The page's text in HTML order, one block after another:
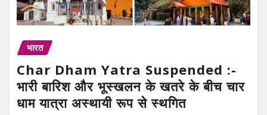
भारत
Char Dham Yatra Suspended :-
भारी बारिश और भूस्खलन के खतरे के बीच चार
धाम यात्रा अस्थायी रूप से स्थगित